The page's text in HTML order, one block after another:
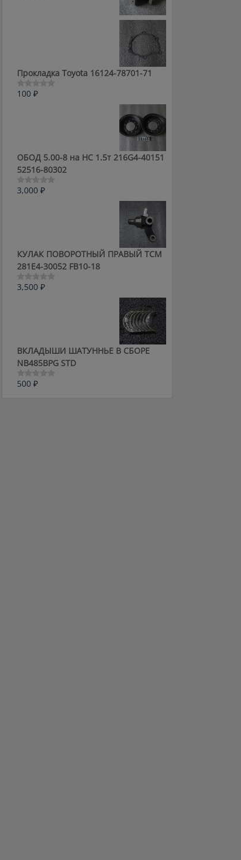
Прокладка Toyota 16124-78701-71
Оценка
100 ₽
ОБОД 5.00-8 на HC 1.5т 216G4-40151
52516-80302
Оценка
3,000 ₽
КУЛАК ПОВОРОТНЫЙ ПРАВЫЙ ТСМ
281E4-30052 FB10-18
Оценка
3,500 ₽
ВКЛАДЫШИ ШАТУННЬЕ В СБОРЕ
NB485BPG STD
Оценка
500 ₽